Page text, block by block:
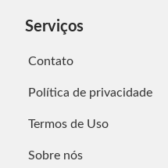
Serviços
Contato
Política de privacidade
Termos de Uso
Sobre nós